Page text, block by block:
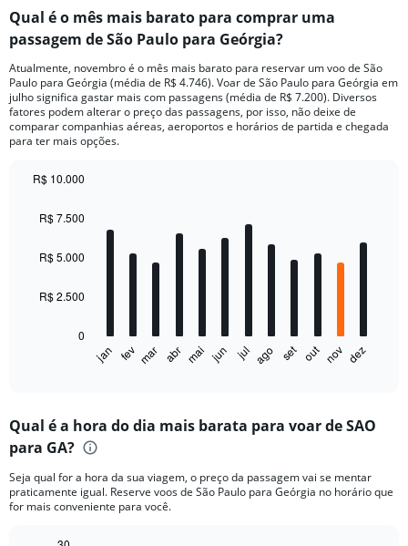
Qual é o mês mais barato para comprar uma
passagem de São Paulo para Geórgia?
Atualmente, novembro é o mês mais barato para reservar um voo de São
Paulo para Geórgia (média de R$ 4.746). Voar de São Paulo para Geórgia em
julho significa gastar mais com passagens (média de R$ 7.200). Diversos
fatores podem alterar o preço das passagens, por isso, não deixe de
comparar companhias aéreas, aeroportos e horários de partida e chegada
para ter mais opções.
chart
with
bars.
The
chart
Range:
12
The
chart
has
jan fev mar abr mai jun jul ago set out nov dez
0
R$ 2.500
R$ 5.000
R$ 7.500
R$ 10.000
Qual é a hora do dia mais barata para voar de SAO
para GA?
Seja qual for a hora da sua viagem, o preço da passagem vai se mentar
praticamente igual. Reserve voos de São Paulo para Geórgia no horário que
for mais conveniente para você.